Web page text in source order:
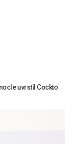
uvrstil Cockto